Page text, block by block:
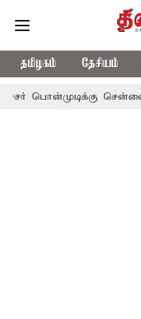
தமிழகம் தேசியம்
சென்னை நீதிமன்றம்